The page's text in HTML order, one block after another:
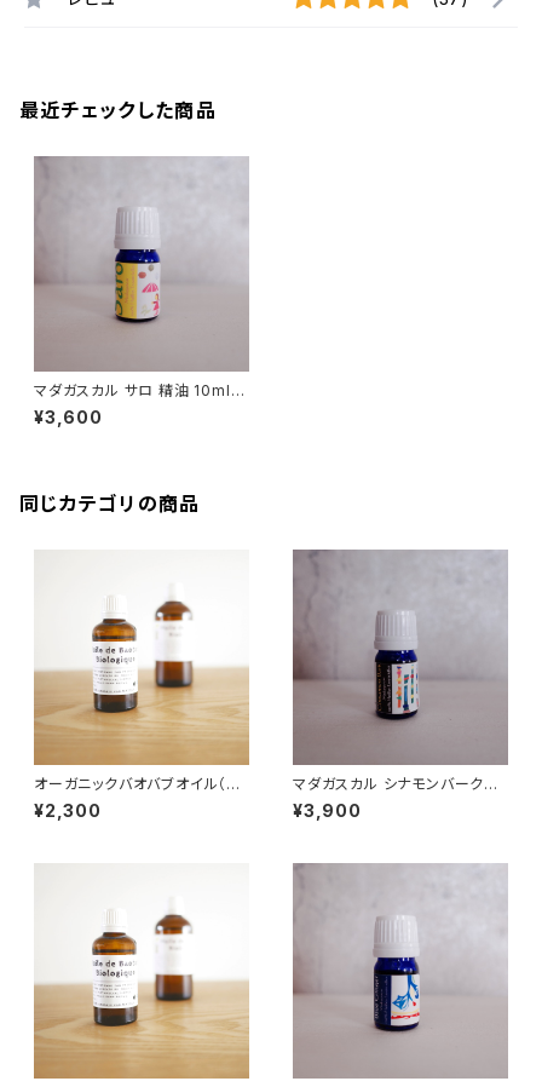
最近チェックした商品
マダガスカル サロ 精油 10ml
オーガニック
¥3,600
同じカテゴリの商品
オーガニックバオバブオイル（セ
ネガル産) 50ml
¥2,300
マダガスカル シナモンバーク精
油 10ml オーガニック
¥3,900